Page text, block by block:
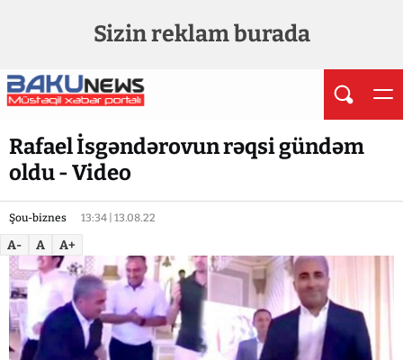
Sizin reklam burada
Rafael İsgəndərovun rəqsi gündəm
oldu - Video
Şou-biznes 13:34 | 13.08.22
A- A A+